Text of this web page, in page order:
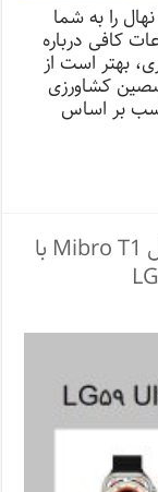
خرید نهال را به شما
کافی درباره
بهتر است از
کشاورزی
بر اساس
مقایسه ساعت هوشمند شیائومی مدل Mibro T1 با